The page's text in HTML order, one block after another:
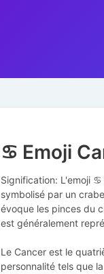
♋ Emoji
Signification: L'emoji
symbolisé par un
évoque les pinces du
est généralement
Le Cancer est le
personnalité tels que